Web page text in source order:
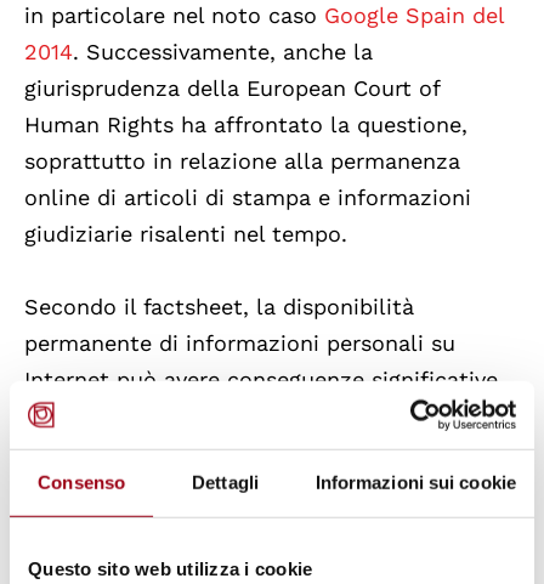
Consenso Dettagli Informazioni sui cookie
Questo sito web utilizza i cookie
in particolare nel noto caso Google Spain del
2014. Successivamente, anche la
giurisprudenza della European Court of
Human Rights ha affrontato la questione,
soprattutto in relazione alla permanenza
online di articoli di stampa e informazioni
giudiziarie risalenti nel tempo.
Secondo il factsheet, la disponibilità
permanente di informazioni personali su
Internet può avere conseguenze significative
sulla vita degli individui, incidendo sulle
opportunità lavorative, sulle relazioni sociali e
sulle possibilità di reinserimento nella
società. La facilità con cui i motori di ricerca
consentono di accedere a informazioni